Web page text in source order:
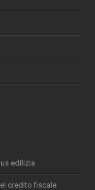
edilizia
credito fiscale